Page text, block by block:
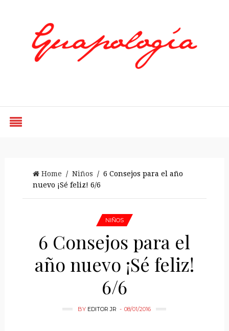
Home / Niños / 6 Consejos para el año
nuevo ¡Sé feliz! 6/6
NIÑOS
6 Consejos para el
año nuevo ¡Sé feliz!
6/6
BY EDITOR JR 08/01/2016